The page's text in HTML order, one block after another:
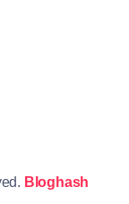
Bloghash